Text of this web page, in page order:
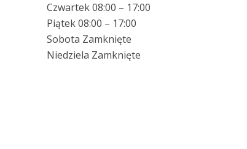
Czwartek 08:00 – 17:00
Piątek 08:00 – 17:00
Sobota Zamknięte
Niedziela Zamknięte